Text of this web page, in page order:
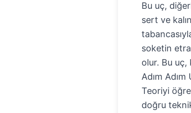
Bu uç,
sert ve
soketin
olur. Bu
Adım
Teoriyi
doğru